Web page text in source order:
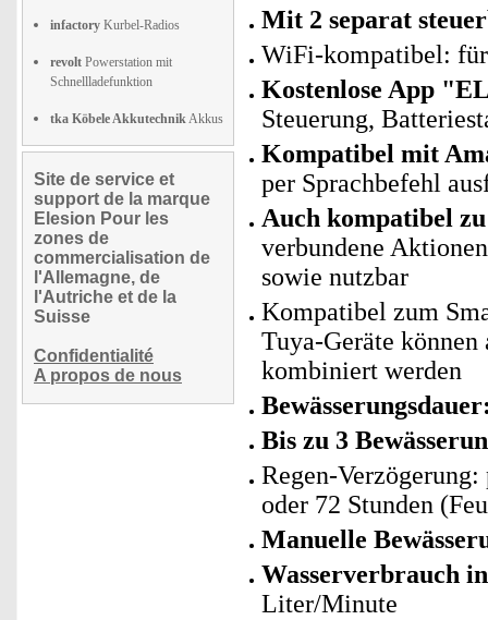
infactory Kurbel-Radios
revolt Powerstation mit
Schnellladefunktion
tka Köbele AkkutechnikAkkus
Site de service et
support de la marque
Elesion Pour les
zones de
commercialisation de
l'Allemagne, de
l'Autriche et de la
Suisse
Confidentialité
A propos de nous
Mit 2 separat
WiFi-kompatibel:
Kostenlose App
Steuerung,
Kompatibel mit
per Sprachbefehl
Auch kompatibel
verbundene
sowie nutzbar
Kompatibel zum
Tuya-Geräte
kombiniert werden
Bis zu 3
Regen-
oder 72 Stunden
Manuelle
Wasserverbrauch
Liter/Minute